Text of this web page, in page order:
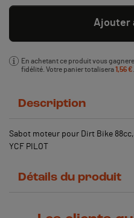
Ajouter
En achetant ce produit vous
fidélité. Votre panier totalisera1,56 €
Description
Sabot moteur pour Dirt Bike 88cc,
YCF PILOT
Détails du produit